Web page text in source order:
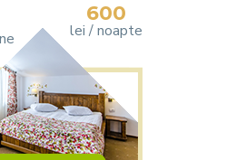
600
lei / noapte